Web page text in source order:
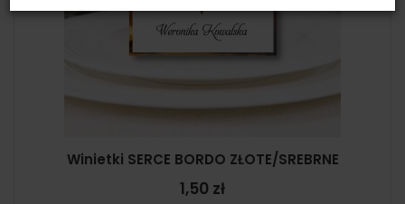
Winietki SERCE BORDO ZŁOTE/SREBRNE
1,50 zł